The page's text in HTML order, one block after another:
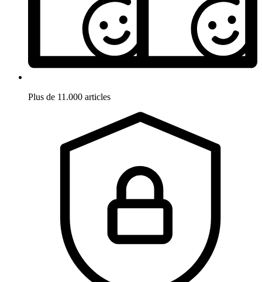
Plus de 11.000 articles